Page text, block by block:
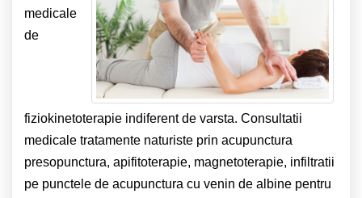
medicale
de
fiziokinetoterapie indiferent de varsta. Consultatii
medicale tratamente naturiste prin acupunctura
presopunctura, apifitoterapie, magnetoterapie, infiltratii
pe punctele de acupunctura cu venin de albine pentru